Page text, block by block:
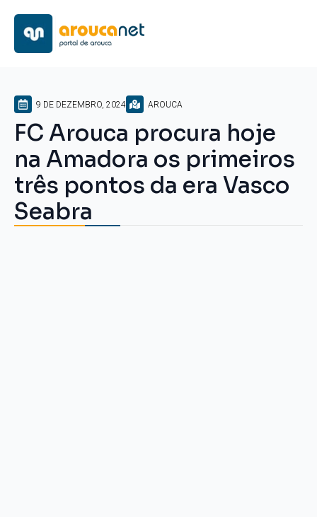
9 DE DEZEMBRO, 2024 AROUCA
FC Arouca procura hoje
na Amadora os primeiros
três pontos da era Vasco
Seabra